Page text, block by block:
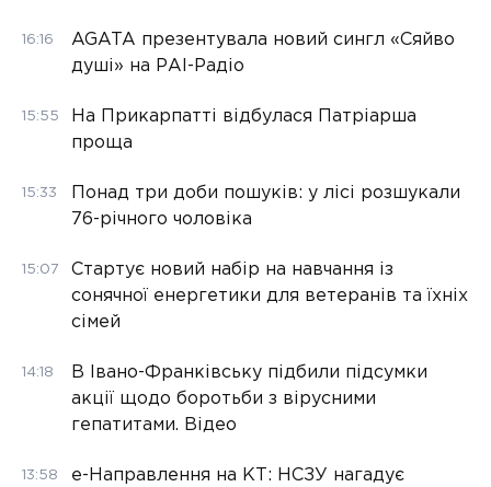
16:16
AGATA презентувала новий сингл «Сяйво
душі» на РАІ-Радіо
15:55
На Прикарпатті відбулася Патріарша
проща
15:33
Понад три доби пошуків: у лісі розшукали
76-річного чоловіка
15:07
Стартує новий набір на навчання із
сонячної енергетики для ветеранів та їхніх
сімей
14:18
В Івано-Франківську підбили підсумки
акції щодо боротьби з вірусними
гепатитами. Відео
13:58
е-Направлення на КТ: НСЗУ нагадує